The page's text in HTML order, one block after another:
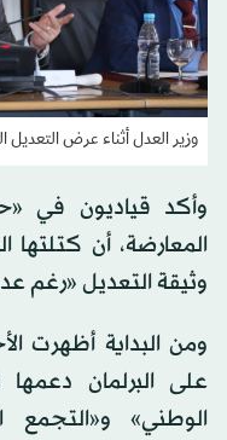
وزير العدل أثناء عرض التعديل
وأكد قياديون في
المعارضة، أن كتلتها
وثيقة التعديل «رغم
ومن البداية أظهرت
على البرلمان
الوطني» و«التجمع